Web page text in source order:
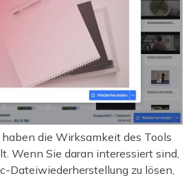
die Wirksamkeit des Tools
Wenn Sie daran interessiert sind,
Dateiwiederherstellung zu lösen,